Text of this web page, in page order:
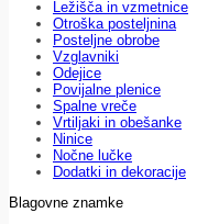
Ležišča in vzmetnice
Otroška posteljnina
Posteljne obrobe
Vzglavniki
Odejice
Povijalne plenice
Spalne vreče
Vrtiljaki in obešanke
Ninice
Nočne lučke
Dodatki in dekoracije
Blagovne znamke